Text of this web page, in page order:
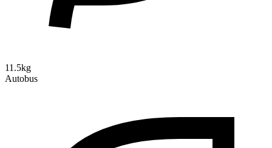
11.5kg
Autobus